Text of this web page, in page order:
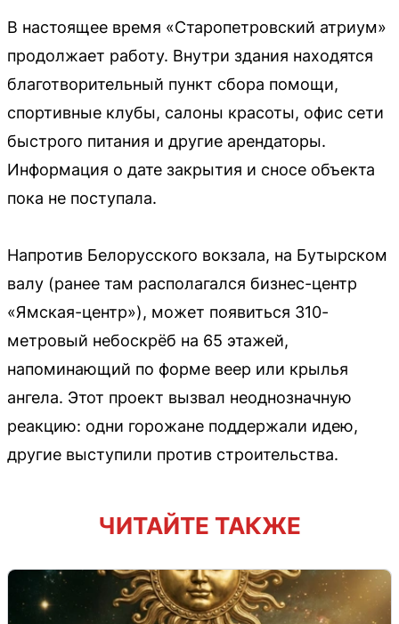
В настоящее время «Старопетровский атриум»
продолжает работу. Внутри здания находятся
благотворительный пункт сбора помощи,
спортивные клубы, салоны красоты, офис сети
быстрого питания и другие арендаторы.
Информация о дате закрытия и сносе объекта
пока не поступала.
Напротив Белорусского вокзала, на Бутырском
валу (ранее там располагался бизнес-центр
«Ямская-центр»), может появиться 310-
метровый небоскрёб на 65 этажей,
напоминающий по форме веер или крылья
ангела. Этот проект вызвал неоднозначную
реакцию: одни горожане поддержали идею,
другие выступили против строительства.
ЧИТАЙТЕ ТАКЖЕ